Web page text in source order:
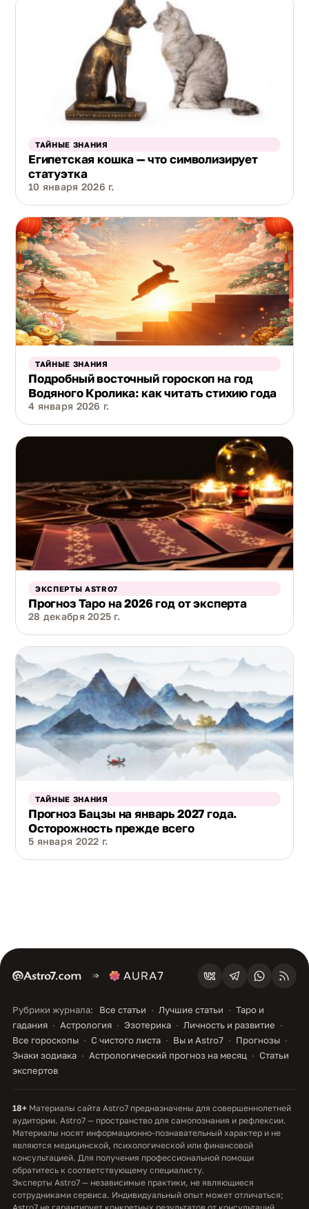
ТАЙНЫЕ ЗНАНИЯ
Египетская кошка — что символизирует
статуэтка
10 января 2026 г.
ТАЙНЫЕ ЗНАНИЯ
Подробный восточный гороскоп на год
Водяного Кролика: как читать стихию года
4 января 2026 г.
ЭКСПЕРТЫ ASTRO7
Прогноз Таро на 2026 год от эксперта
28 декабря 2025 г.
ТАЙНЫЕ ЗНАНИЯ
Прогноз Бацзы на январь 2027 года.
Осторожность прежде всего
5 января 2022 г.
Рубрики журнала: Все статьи Лучшие статьи
Таро и
гадания
Астрология Эзотерика
Личность и развитие
Все гороскопы
С чистого листа Вы и Astro7
Прогнозы
Знаки зодиака
Астрологический прогноз на месяц
Статьи
экспертов
18+ Материалы сайта Astro7 предназначены для совершеннолетней
аудитории. Astro7 — пространство для самопознания и рефлексии.
Материалы носят информационно-познавательный характер и не
являются медицинской, психологической или финансовой
консультацией. Для получения профессиональной помощи
обратитесь к соответствующему специалисту.
Эксперты Astro7 — независимые практики, не являющиеся
сотрудниками сервиса. Индивидуальный опыт может отличаться;